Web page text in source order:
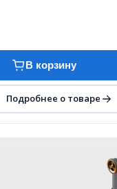
В корзину
Подробнее о товаре